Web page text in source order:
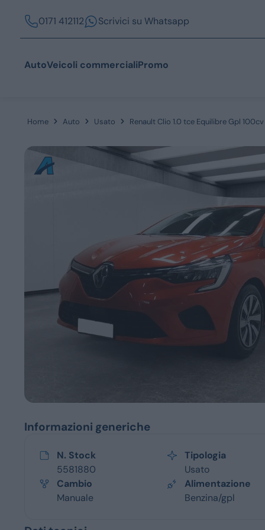
0171 412112 Scrivici su Whatsapp
AutoVeicoli commercialiPromo
Acquista
Servizi
Home Auto Usato Renault Clio 1.0 tce Equilibre Gpl 100cv
Informazioni generiche
N. Stock
5581880
Tipologia
Usato
Cambio
Manuale
Alimentazione
Benzina/gpl